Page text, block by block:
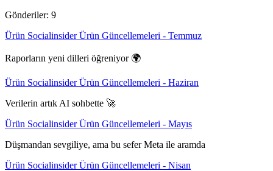
Gönderiler: 9
Ürün Socialinsider Ürün Güncellemeleri - Temmuz
Raporların yeni dilleri öğreniyor 🌍
Ürün Socialinsider Ürün Güncellemeleri - Haziran
Verilerin artık AI sohbette 🚀
Ürün Socialinsider Ürün Güncellemeleri - Mayıs
Düşmandan sevgiliye, ama bu sefer Meta ile aramda
Ürün Socialinsider Ürün Güncellemeleri - Nisan